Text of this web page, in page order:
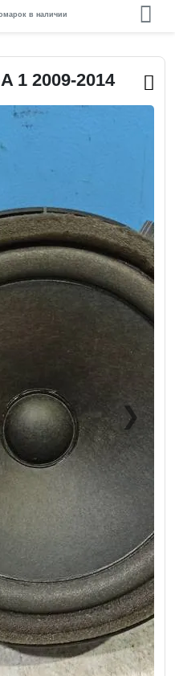
в наличии
1 2009-2014
❯Next